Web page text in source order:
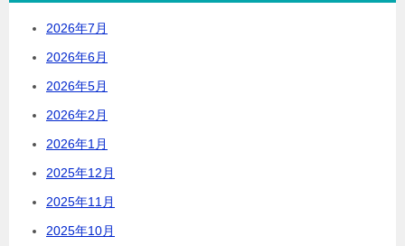
2026年7月
2026年6月
2026年5月
2026年2月
2026年1月
2025年12月
2025年11月
2025年10月